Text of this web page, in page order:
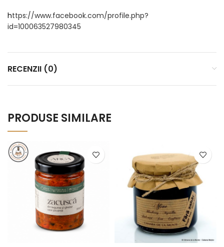
https://www.facebook.com/profile.php?
id=100063527980345
RECENZII (0)
PRODUSE SIMILARE